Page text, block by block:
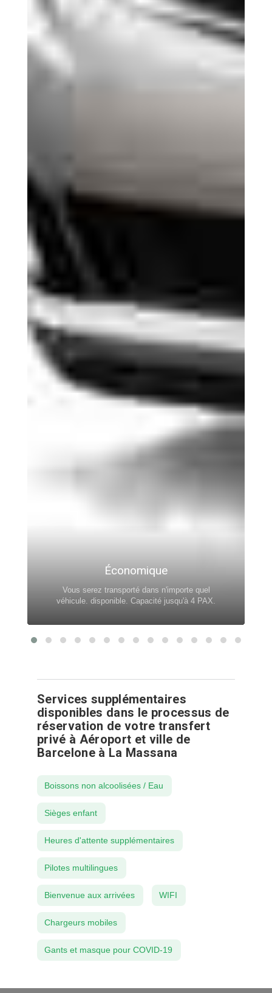
Économique
Vous serez transporté dans n'importe quel
véhicule. disponible. Capacité jusqu'à 4 PAX.
Services supplémentaires
disponibles dans le processus de
réservation de votre transfert
privé à Aéroport et ville de
Barcelone à La Massana
Boissons non alcoolisées / Eau
Sièges enfant
Heures d'attente supplémentaires
Pilotes multilingues
Bienvenue aux arrivées WIFI
Chargeurs mobiles
Gants et masque pour COVID-19